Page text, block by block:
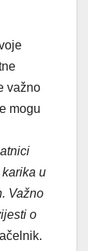
važno
mogu
u
Važno
o